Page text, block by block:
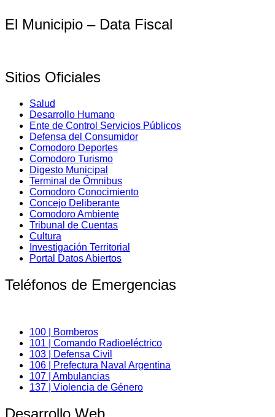
El Municipio – Data Fiscal
Sitios Oficiales
Salud
Desarrollo Humano
Ente de Control Servicios Públicos
Defensa del Consumidor
Comodoro Deportes
Comodoro Turismo
Digesto Municipal
Terminal de Ómnibus
Comodoro Conocimiento
Concejo Deliberante
Comodoro Ambiente
Tribunal de Cuentas
Cultura
Investigación Territorial
Portal Datos Abiertos
Teléfonos de Emergencias
100 | Bomberos
101 | Comando Radioeléctrico
103 | Defensa Civil
106 | Prefectura Naval Argentina
107 | Ambulancias
137 | Violencia de Género
Desarrollo Web